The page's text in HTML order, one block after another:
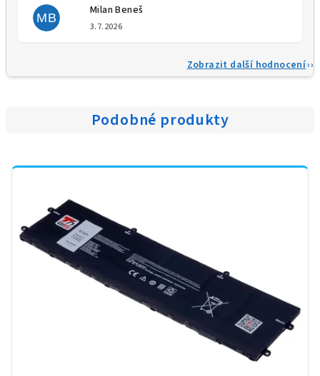
MB
Milan Beneš
3.7.2026
Zobrazit další hodnocení
Podobné produkty